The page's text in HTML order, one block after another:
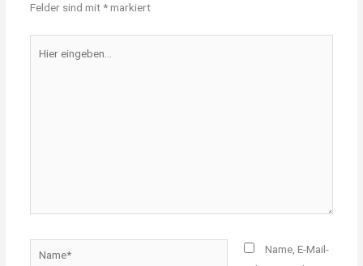
Felder sind mit*markiert
eingeben…
Name, E-Mail-